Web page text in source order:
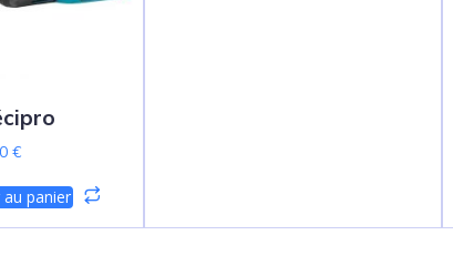
€
panier